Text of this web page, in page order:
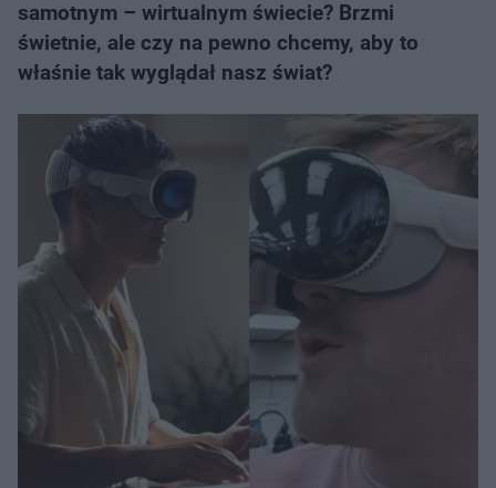
samotnym – wirtualnym świecie? Brzmi
świetnie, ale czy na pewno chcemy, aby to
właśnie tak wyglądał nasz świat?